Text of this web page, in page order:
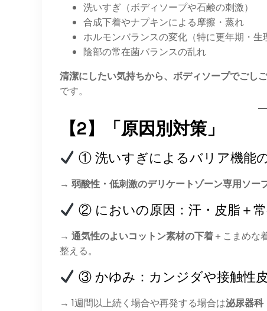
洗いすぎ（ボディソープや石鹸の刺激）
合成下着やナプキンによる摩擦・蒸れ
ホルモンバランスの変化（特に更年期・生
陰部の常在菌バランスの乱れ
清潔にしたい気持ちから、ボディソープでごし
です。
【2】「原因別対策」
① 洗いすぎによるバリア機能
→ 弱酸性・低刺激のデリケートゾーン専用ソー
② においの原因：汗・皮脂＋
→ 通気性のよいコットン素材の下着＋こまめな
整える。
③ かゆみ：カンジダや接触性
→ 1週間以上続く場合や再発する場合は泌尿器科